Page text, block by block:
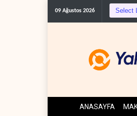
09 Ağustos 2026
ANASAYFA